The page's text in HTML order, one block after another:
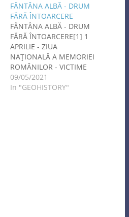
FÂNTÂNA ALBĂ - DRUM
FĂRĂ ÎNTOARCERE
FÂNTÂNA ALBĂ - DRUM
FĂRĂ ÎNTOARCERE[1] 1
APRILIE - ZIUA
NAŢIONALĂ A MEMORIEI
ROMÂNILOR - VICTIME
ALE MASACRELOR DE LA
FÂNTÂNA ALBĂ ŞI ALTE
09/05/2021
In "GEOHISTORY"